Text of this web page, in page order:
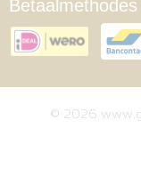
Betaalmethodes
© 2026